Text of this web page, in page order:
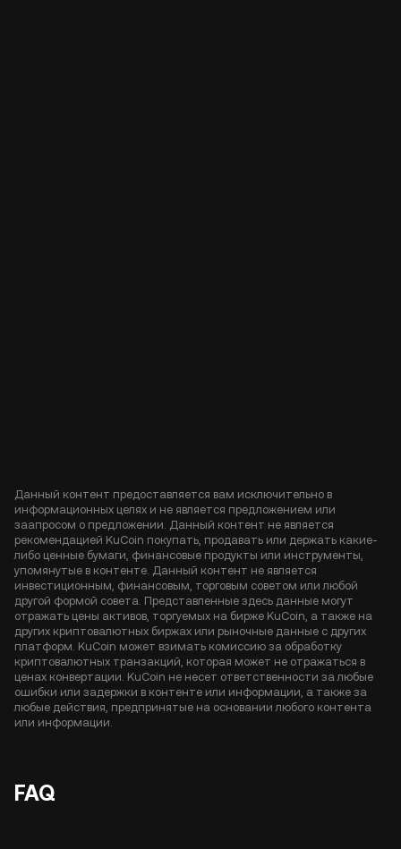
Данный контент предоставляется вам исключительно в
информационных целях и не является предложением или
заапросом о предложении. Данный контент не является
рекомендацией KuCoin покупать, продавать или держать какие-
либо ценные бумаги, финансовые продукты или инструменты,
упомянутые в контенте. Данный контент не является
инвестиционным, финансовым, торговым советом или любой
другой формой совета. Представленные здесь данные могут
отражать цены активов, торгуемых на бирже KuCoin, а также на
других криптовалютных биржах или рыночные данные с других
платформ. KuCoin может взимать комиссию за обработку
криптовалютных транзакций, которая может не отражаться в
ценах конвертации. KuCoin не несет ответственности за любые
ошибки или задержки в контенте или информации, а также за
любые действия, предпринятые на основании любого контента
или информации.
FAQ